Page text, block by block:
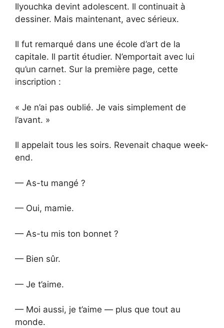
Ilyouchka devint adolescent. Il continuait à
dessiner. Mais maintenant, avec sérieux.
Il fut remarqué dans une école d’art de la
capitale. Il partit étudier. N’emportait avec lui
qu’un carnet. Sur la première page, cette
inscription :
« Je n’ai pas oublié. Je vais simplement de
l’avant. »
Il appelait tous les soirs. Revenait chaque week-
end.
— As-tu mangé ?
— Oui, mamie.
— As-tu mis ton bonnet ?
— Bien sûr.
— Je t’aime.
— Moi aussi, je t’aime — plus que tout au
monde.